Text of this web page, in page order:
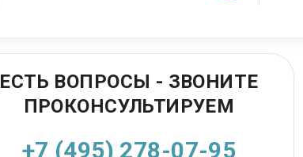
ЕСТЬ ВОПРОСЫ - ЗВОНИТЕ
ПРОКОНСУЛЬТИРУЕМ
+7 (495) 278-07-95